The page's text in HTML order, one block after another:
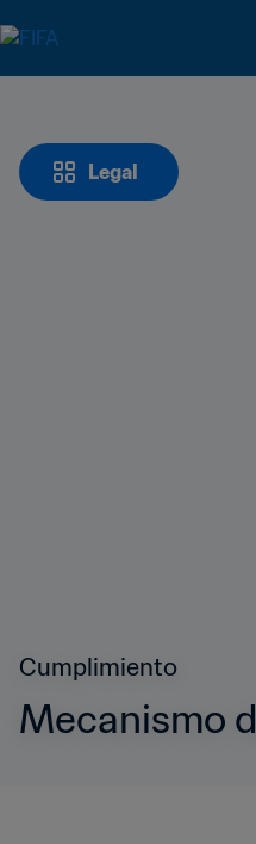
Legal
Cumplimiento
Mecanismo